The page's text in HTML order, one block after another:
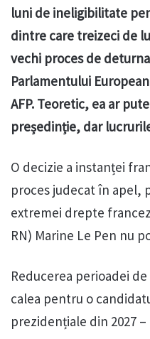
luni de ineligibilitate
dintre care treizeci de
vechi proces de
Parlamentului
AFP. Teoretic, ea ar
președinție, dar
O decizie a instanței
proces judecat în apel,
extremei drepte
RN) Marine Le Pen nu
Reducerea perioadei
calea pentru o
prezidențiale din 2027